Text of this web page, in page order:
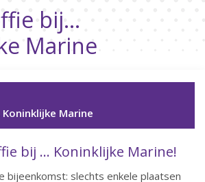
bij...
Marine
Marine
bij ... Koninklijke Marine!
bijeenkomst: slechts enkele plaatsen